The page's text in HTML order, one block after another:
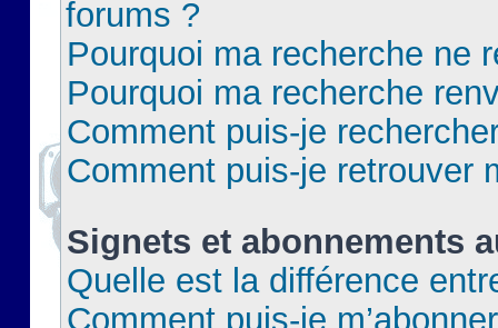
forums ?
Pourquoi ma recherche ne
Pourquoi ma recherche
Comment puis-je
Comment puis-je retrouver
Signets et abonnements
Quelle est la différence
Comment puis-je